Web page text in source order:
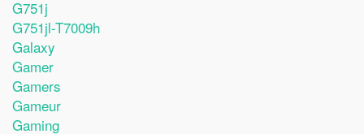
G751j
G751jl-T7009h
Galaxy
Gamer
Gamers
Gameur
Gaming